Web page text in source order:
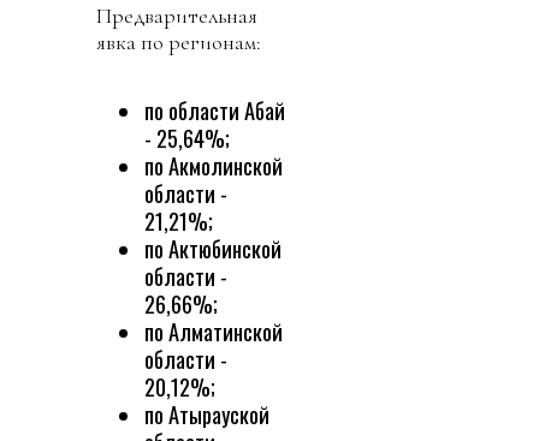
Предварительная
явка по регионам:
по области Абай
- 25,64%;
по Акмолинской
области -
21,21%;
по Актюбинской
области -
26,66%;
по Алматинской
области -
20,12%;
по Атырауской